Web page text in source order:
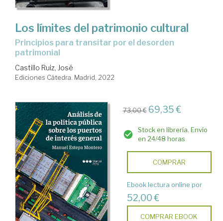
Los límites del patrimonio cultural
principios para transitar por el desorden
patrimonial
Castillo Ruiz, José
Ediciones Cátedra. Madrid, 2022
73,00 € 69,35 €
Stock en librería. Envío
en 24/48 horas
COMPRAR
Ebook lectura online por
52,00 €
COMPRAR EBOOK